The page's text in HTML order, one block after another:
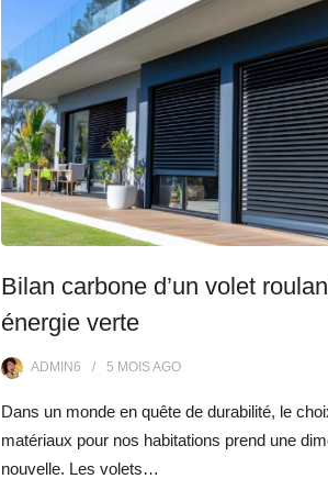
Bilan carbone d’un volet
énergie verte
ADMIN6 5 MOISAGO
Dans un monde en quête de durabilité, le
matériaux pour nos habitations prend une
nouvelle. Les volets…